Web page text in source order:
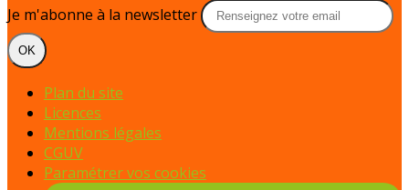
Je m'abonne à la newsletter
OK
Plan du site
Licences
Mentions légales
CGUV
Paramétrer vos cookies